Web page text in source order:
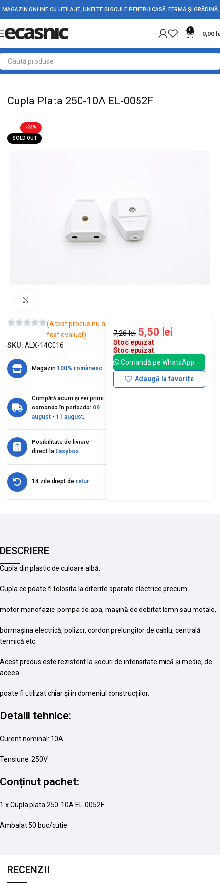
MAGAZIN ONLINE CU UTILAJE, UNELTE ȘI SCULE PENTRU CASĂ, FERMĂ ȘI GRĂDINĂ
0
0,00
Prima pagină Conectica Dulii - Stechere - Cuple
Cupla Plata 250-10A EL-0052F
-24%
SOLD OUT
(Acest produs nu a
fost evaluat)
SKU: ALX-14C016
Magazin 100% românesc.
Cumpără acum și vei primi
comanda în perioada: 09
august - 11 august.
Posibilitate de livrare
direct la Easybox.
14 zile drept de retur.
7,26lei 5,50 lei
Stoc epuizat
Stoc epuizat
Comandă pe WhatsApp
Adaugă la favorite
DESCRIERE
Cupla din plastic de culoare albă.
Cupla ce poate fi folosita la diferite aparate electrice precum:
motor monofazic, pompa de apa, mașină de debitat lemn sau metale,
bormașina electrică, polizor, cordon prelungitor de cablu, centrală
termică etc.
Acest produs este rezistent la șocuri de intensitate mică și medie, de
aceea
poate fi utilizat chiar și în domeniul construcțiilor.
Detalii tehnice:
Curent nominal: 10A
Tensiune: 250V
Conținut pachet:
1 x Cupla plata 250-10A EL-0052F
Ambalat 50 buc/cutie
RECENZII